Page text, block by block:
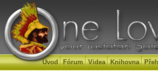
Úvod Fórum Videa Knihovna